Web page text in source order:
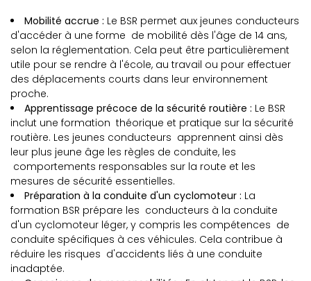
Mobilité accrue : Le BSR permet aux jeunes conducteurs
d'accéder à une forme de mobilité dès l'âge de 14 ans,
selon la réglementation. Cela peut être particulièrement
utile pour se rendre à l'école, au travail ou pour effectuer
des déplacements courts dans leur environnement
proche.
Apprentissage précoce de la sécurité routière : Le BSR
inclut une formation théorique et pratique sur la sécurité
routière. Les jeunes conducteurs apprennent ainsi dès
leur plus jeune âge les règles de conduite, les
comportements responsables sur la route et les
mesures de sécurité essentielles.
Préparation à la conduite d'un cyclomoteur : La
formation BSR prépare les conducteurs à la conduite
d'un cyclomoteur léger, y compris les compétences de
conduite spécifiques à ces véhicules. Cela contribue à
réduire les risques d'accidents liés à une conduite
inadaptée.